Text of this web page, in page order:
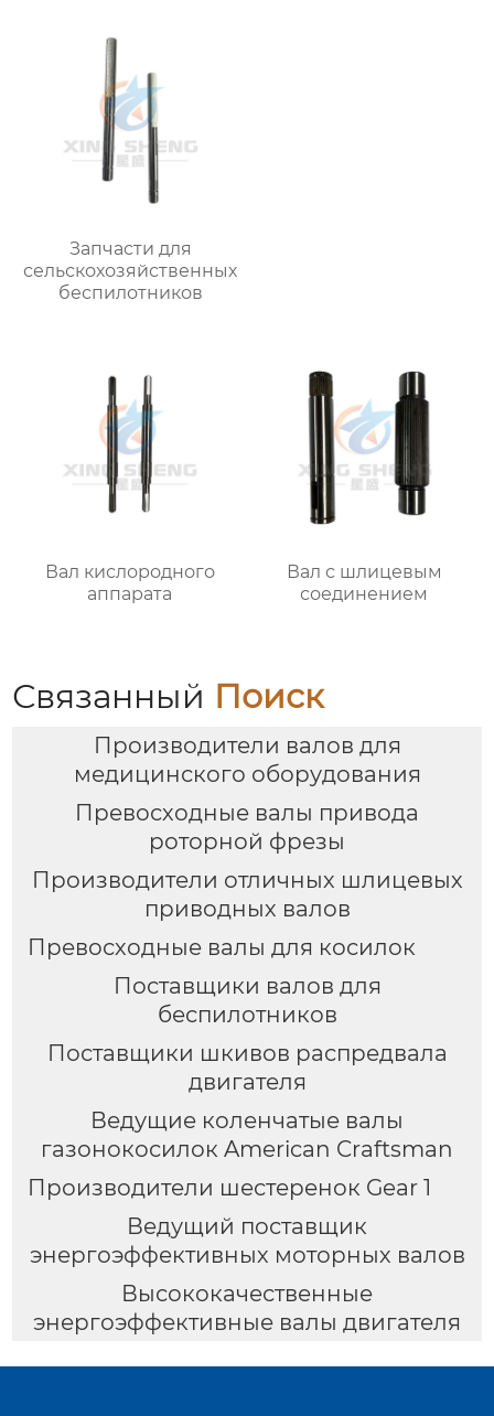
Запчасти для
сельскохозяйственных
беспилотников
Вал кислородного
аппарата
Вал с шлицевым
соединением
Связанный Поиск
Производители валов для
медицинского оборудования
Превосходные валы привода
роторной фрезы
Производители отличных шлицевых
приводных валов
Превосходные валы для косилок
Поставщики валов для
беспилотников
Поставщики шкивов распредвала
двигателя
Ведущие коленчатые валы
газонокосилок American Craftsman
Производители шестеренок Gear 1
Ведущий поставщик
энергоэффективных моторных валов
Высококачественные
энергоэффективные валы двигателя